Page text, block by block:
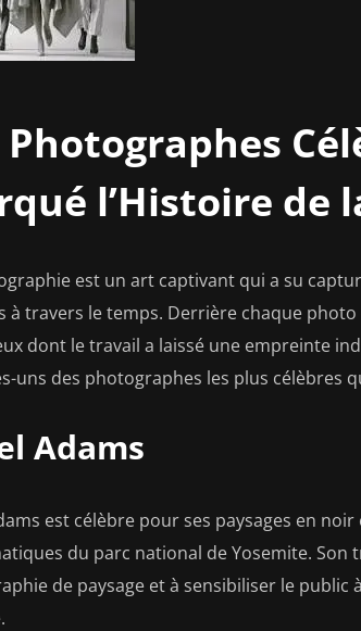
Photographes
l’Histoire de
est un art captivant qui a su
à travers le temps. Derrière chaque
dont le travail a laissé une empreinte
uns des photographes les plus célèbres
Adams
est célèbre pour ses paysages en
du parc national de Yosemite.
de paysage et à sensibiliser le